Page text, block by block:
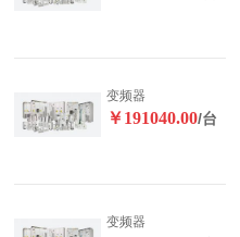
变频器
￥191040.00/台
变频器